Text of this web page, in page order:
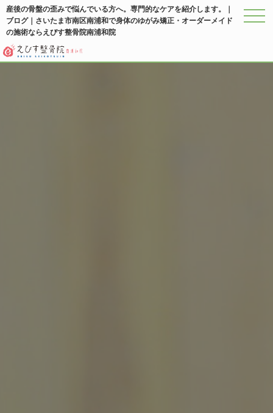
産後の骨盤の歪みで悩んでいる方へ。専門的なケアを紹介します。｜
ブログ｜さいたま市南区南浦和で身体のゆがみ矯正・オーダーメイド
の施術ならえびす整骨院南浦和院
メニ